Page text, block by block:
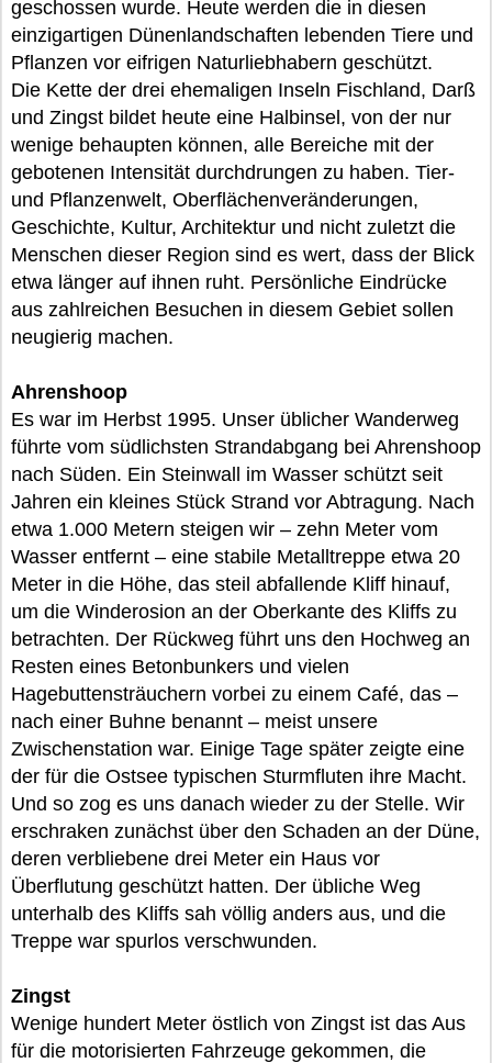
geschossen wurde. Heute werden die in diesen
einzigartigen Dünenlandschaften lebenden Tiere und
Pflanzen vor eifrigen Naturliebhabern geschützt.
Die Kette der drei ehemaligen Inseln Fischland, Darß
und Zingst bildet heute eine Halbinsel, von der nur
wenige behaupten können, alle Bereiche mit der
gebotenen Intensität durchdrungen zu haben. Tier-
und Pflanzenwelt, Oberflächenveränderungen,
Geschichte, Kultur, Architektur und nicht zuletzt die
Menschen dieser Region sind es wert, dass der Blick
etwa länger auf ihnen ruht. Persönliche Eindrücke
aus zahlreichen Besuchen in diesem Gebiet sollen
neugierig machen.
Ahrenshoop
Es war im Herbst 1995. Unser üblicher Wanderweg
führte vom südlichsten Strandabgang bei Ahrenshoop
nach Süden. Ein Steinwall im Wasser schützt seit
Jahren ein kleines Stück Strand vor Abtragung. Nach
etwa 1.000 Metern steigen wir – zehn Meter vom
Wasser entfernt – eine stabile Metalltreppe etwa 20
Meter in die Höhe, das steil abfallende Kliff hinauf,
um die Winderosion an der Oberkante des Kliffs zu
betrachten. Der Rückweg führt uns den Hochweg an
Resten eines Betonbunkers und vielen
Hagebuttensträuchern vorbei zu einem Café, das –
nach einer Buhne benannt – meist unsere
Zwischenstation war. Einige Tage später zeigte eine
der für die Ostsee typischen Sturmfluten ihre Macht.
Und so zog es uns danach wieder zu der Stelle. Wir
erschraken zunächst über den Schaden an der Düne,
deren verbliebene drei Meter ein Haus vor
Überflutung geschützt hatten. Der übliche Weg
unterhalb des Kliffs sah völlig anders aus, und die
Treppe war spurlos verschwunden.
Zingst
Wenige hundert Meter östlich von Zingst ist das Aus
für die motorisierten Fahrzeuge gekommen, die